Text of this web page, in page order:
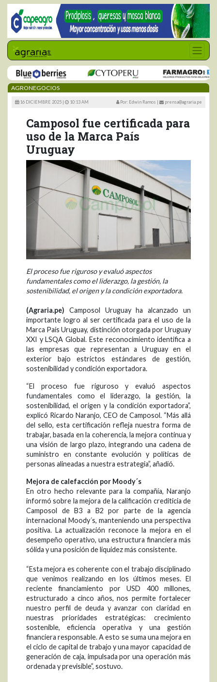
AGRONEGOCIOS
16 DICIEMBRE 2025 | 10:13 AM Por: Edwin Ramos | prensa@agraria.pe
Camposol fue certificada para
uso de la Marca País
Uruguay
El proceso fue riguroso y evaluó aspectos
fundamentales como el liderazgo, la gestión, la
sostenibilidad, el origen y la condición exportadora.
(Agraria.pe) Camposol Uruguay ha alcanzado un
importante logro al ser certificada para el uso de la
Marca País Uruguay, distinción otorgada por Uruguay
XXI y LSQA Global. Este reconocimiento identifica a
las empresas que representan a Uruguay en el
exterior bajo estrictos estándares de gestión,
sostenibilidad y condición exportadora.
“El proceso fue riguroso y evaluó aspectos
fundamentales como el liderazgo, la gestión, la
sostenibilidad, el origen y la condición exportadora”,
explicó Ricardo Naranjo, CEO de Camposol. “Más allá
del sello, esta certificación refleja nuestra forma de
trabajar, basada en la coherencia, la mejora continua y
una visión de largo plazo, integrando una cadena de
suministro en constante evolución y políticas de
personas alineadas a nuestra estrategia”, añadió.
Mejora de calefacción por Moody´s
En otro hecho relevante para la compañía, Naranjo
informó sobre la mejora de la calificación crediticia de
Camposol de B3 a B2 por parte de la agencia
internacional Moody´s, manteniendo una perspectiva
positiva. La actualización reconoce la mejora en el
desempeño operativo, una estructura financiera más
sólida y una posición de liquidez más consistente.
“Esta mejora es coherente con el trabajo disciplinado
que venimos realizando en los últimos meses. El
reciente financiamiento por USD 400 millones,
estructurado a cinco años, nos permite fortalecer
nuestro perfil de deuda y avanzar con claridad en
nuestras prioridades estratégicas: crecimiento
sostenible, eficiencia operativa y una gestión
financiera responsable. A esto se suma una mejora en
el ciclo de capital de trabajo y una mayor capacidad de
generación de caja, impulsada por una operación más
ordenada y previsible”, sostuvo.